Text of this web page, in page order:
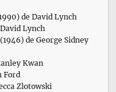
de David Lynch
Lynch
de George Sidney
Kwan
Ford
Zlotowski